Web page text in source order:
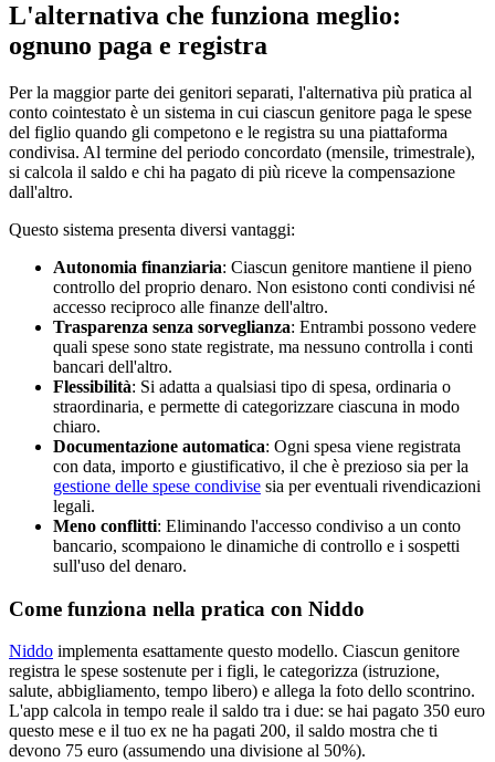
L'alternativa che funziona meglio:
ognuno paga e registra
Per la maggior parte dei genitori separati, l'alternativa più pratica al
conto cointestato è un sistema in cui ciascun genitore paga le spese
del figlio quando gli competono e le registra su una piattaforma
condivisa. Al termine del periodo concordato (mensile, trimestrale),
si calcola il saldo e chi ha pagato di più riceve la compensazione
dall'altro.
Questo sistema presenta diversi vantaggi:
Autonomia finanziaria: Ciascun genitore mantiene il pieno
controllo del proprio denaro. Non esistono conti condivisi né
accesso reciproco alle finanze dell'altro.
Trasparenza senza sorveglianza: Entrambi possono vedere
quali spese sono state registrate, ma nessuno controlla i conti
bancari dell'altro.
Flessibilità: Si adatta a qualsiasi tipo di spesa, ordinaria o
straordinaria, e permette di categorizzare ciascuna in modo
chiaro.
Documentazione automatica: Ogni spesa viene registrata
con data, importo e giustificativo, il che è prezioso sia per la
gestione delle spese condivise sia per eventuali rivendicazioni
legali.
Meno conflitti: Eliminando l'accesso condiviso a un conto
bancario, scompaiono le dinamiche di controllo e i sospetti
sull'uso del denaro.
Come funziona nella pratica con Niddo
Niddo implementa esattamente questo modello. Ciascun genitore
registra le spese sostenute per i figli, le categorizza (istruzione,
salute, abbigliamento, tempo libero) e allega la foto dello scontrino.
L'app calcola in tempo reale il saldo tra i due: se hai pagato 350 euro
questo mese e il tuo ex ne ha pagati 200, il saldo mostra che ti
devono 75 euro (assumendo una divisione al 50%).